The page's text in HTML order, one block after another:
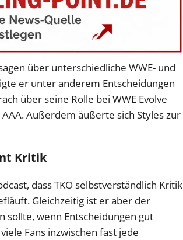
über unterschiedliche WWE- und
er unter anderem Entscheidungen
über seine Rolle bei WWE Evolve
Außerdem äußerte sich Styles zur
Kritik
dass TKO selbstverständlich Kritik
Gleichzeitig ist er aber der
sollte, wenn Entscheidungen gut
Fans inzwischen fast jede